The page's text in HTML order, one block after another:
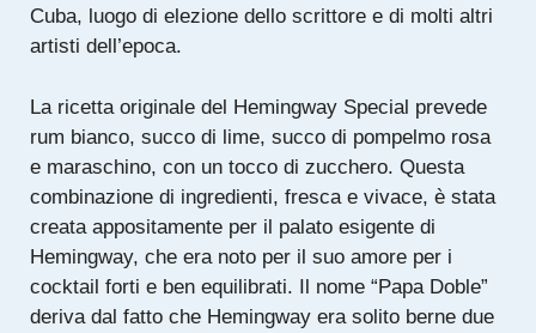
Cuba, luogo di elezione dello scrittore e di molti altri
artisti dell’epoca.
La ricetta originale del Hemingway Special prevede
rum bianco, succo di lime, succo di pompelmo rosa
e maraschino, con un tocco di zucchero. Questa
combinazione di ingredienti, fresca e vivace, è stata
creata appositamente per il palato esigente di
Hemingway, che era noto per il suo amore per i
cocktail forti e ben equilibrati. Il nome “Papa Doble”
deriva dal fatto che Hemingway era solito berne due